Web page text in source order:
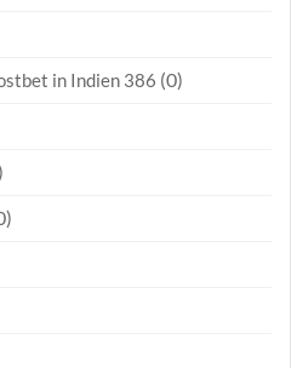
in Indien 386 (0)